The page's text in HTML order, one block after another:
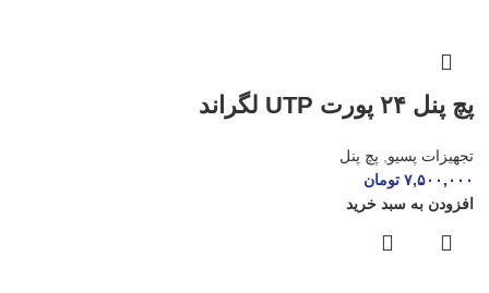
پچ پنل ۲۴ پورت UTP لگراند
تجهیزات پسیو, پچ پنل
۷,۵۰۰,۰۰۰ تومان
افزودن به سبد خرید